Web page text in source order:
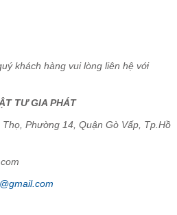
khách hàng vui lòng liên hệ với
TƯ GIA PHÁT
Phường 14, Quận Gò Vấp, Tp.Hồ